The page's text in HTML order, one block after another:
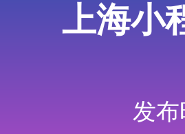
上海小
发